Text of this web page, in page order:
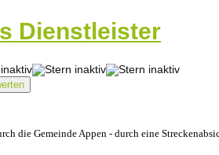
Dienstleister
die Gemeinde Appen - durch eine